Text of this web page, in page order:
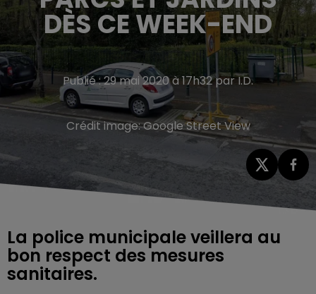
DÈS CE WEEK-END
Publié : 29 mai 2020 à 17h32 par I.D.
Crédit image:Google Street View
La police municipale veillera au
bon respect des mesures
sanitaires.